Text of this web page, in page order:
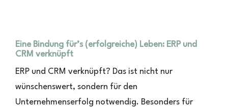
Eine Bindung für’s (erfolgreiche) Leben: ERP und
CRM verknüpft
ERP und CRM verknüpft? Das ist nicht nur
wünschenswert, sondern für den
Unternehmenserfolg notwendig. Besonders für